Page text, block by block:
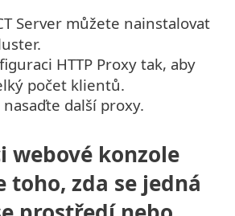
Server můžete nainstalovat
HTTP Proxy tak, aby
počet klientů.
další proxy.
webové konzole
toho, zda se jedná